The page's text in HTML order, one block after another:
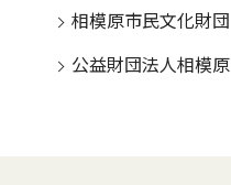
相模原市民文化財団
公益財団法人相模